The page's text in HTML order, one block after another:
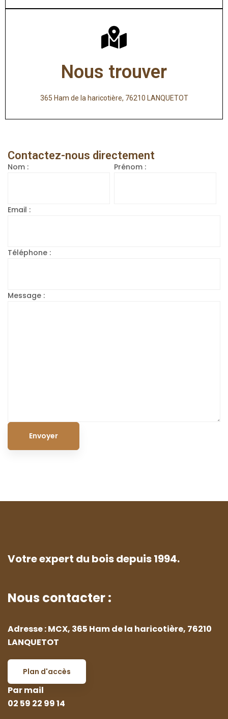
Nous trouver
365 Ham de la haricotière, 76210 LANQUETOT
Contactez-nous directement
Nom : Prénom :
Email :
Téléphone :
Message :
Votre expert du bois depuis 1994.
Nous contacter :
Adresse : MCX, 365 Ham de la haricotière, 76210
LANQUETOT
Plan d'accès
Par mail
02 59 22 99 14